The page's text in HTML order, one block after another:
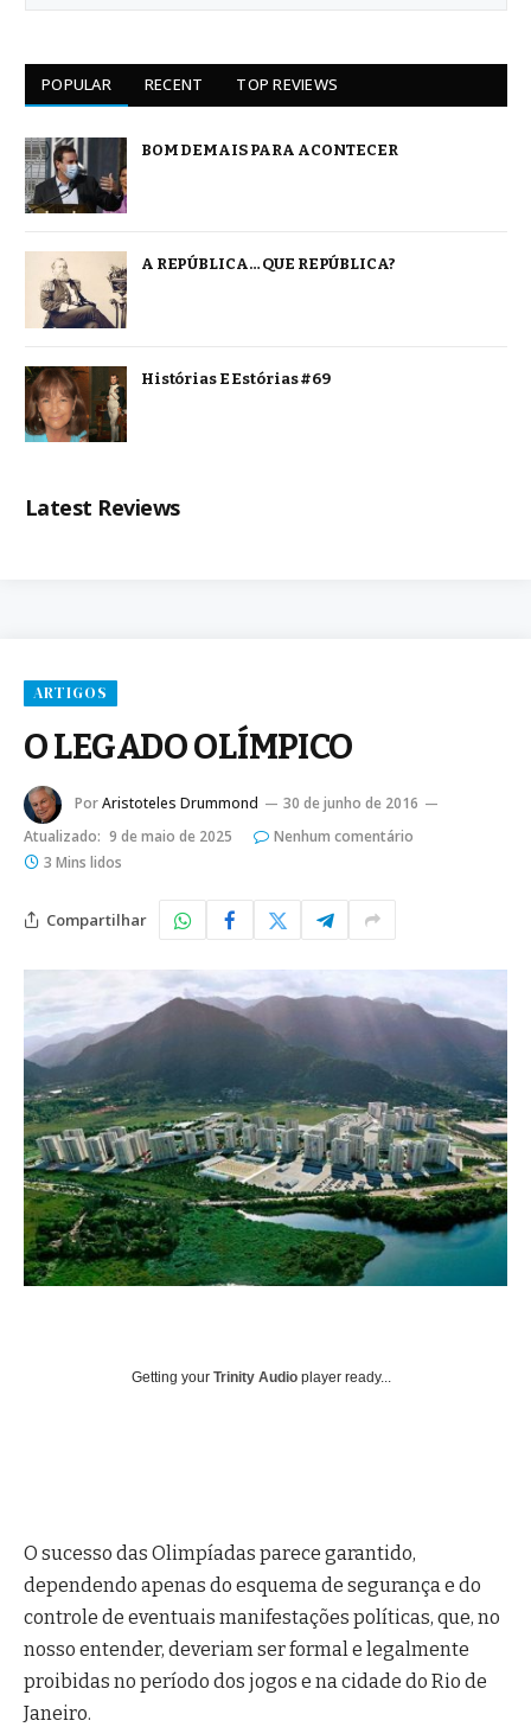
POPULAR RECENT TOP REVIEWS
BOM DEMAIS PARA ACONTECER
A REPÚBLICA… QUE REPÚBLICA?
Histórias E Estórias #69
Latest Reviews
ARTIGOS
O LEGADO OLÍMPICO
PorAristoteles Drummond
30 de junho de 2016
Atualizado: 9 de maio de 2025
Nenhum comentário
3 Mins lidos
Compartilhar
Getting your Trinity Audio player ready...
O sucesso das Olimpíadas parece garantido,
dependendo apenas do esquema de segurança e do
controle de eventuais manifestações políticas, que, no
nosso entender, deveriam ser formal e legalmente
proibidas no período dos jogos e na cidade do Rio de
Janeiro.